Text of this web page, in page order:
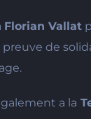
Florian Vallat
de
a la